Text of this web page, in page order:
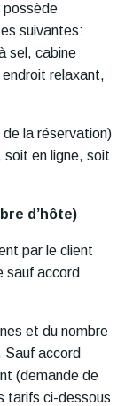
possède
suivantes:
sel, cabine
relaxant,
la réservation)
en ligne, soit
d’hôte)
par le client
sauf accord
et du nombre
Sauf accord
(demande de
tarifs ci-dessous